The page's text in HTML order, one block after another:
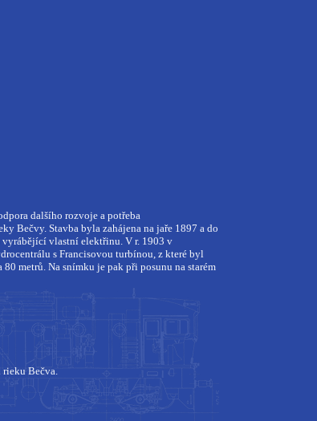
dalšího rozvoje a potřeba
Bečvy. Stavba byla zahájena na jaře 1897 a do
vyrábějící vlastní elektřinu. V r. 1903 v
s Francisovou turbínou, z které byl
metrů. Na snímku je pak při posunu na starém
rieku Bečva.